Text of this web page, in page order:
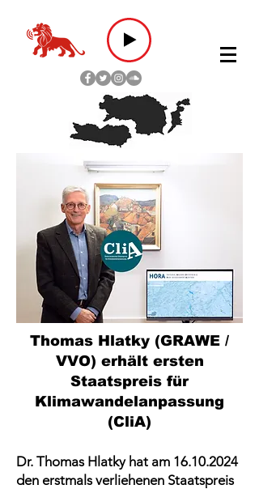
Thomas Hlatky (GRAWE /
VVO) erhält ersten
Staatspreis für
Klimawandelanpassung
(CliA)
Dr. Thomas Hlatky hat am 16.10.2024
den erstmals verliehenen Staatspreis